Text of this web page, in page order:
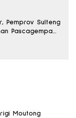
Pemprov Sulteng
Pascagempa
Moutong